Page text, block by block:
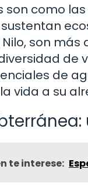
son como
son
de
de
vida a su
te interese: